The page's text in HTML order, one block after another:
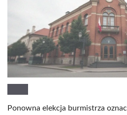
Ponowna elekcja burmistrza